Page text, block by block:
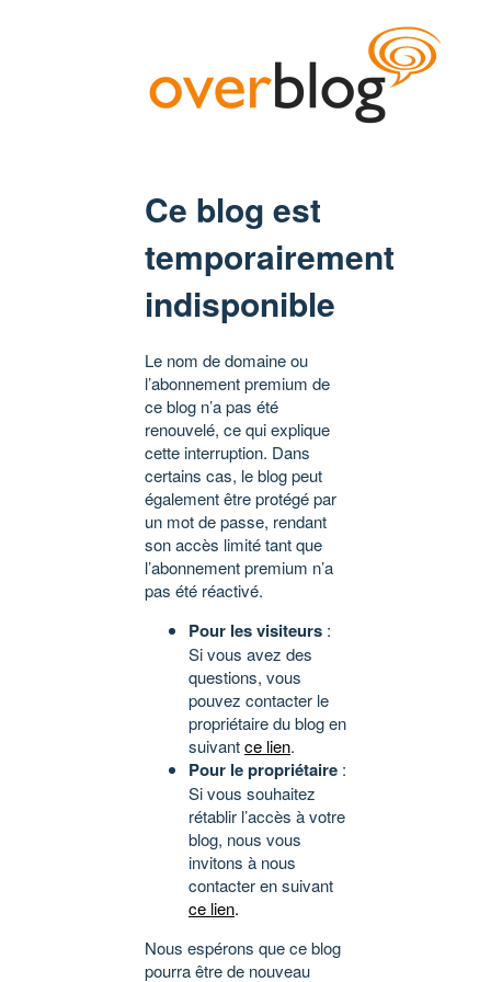
Ce blog est
temporairement
indisponible
Le nom de domaine ou
l’abonnement premium de
ce blog n’a pas été
renouvelé, ce qui explique
cette interruption. Dans
certains cas, le blog peut
également être protégé par
un mot de passe, rendant
son accès limité tant que
l’abonnement premium n’a
pas été réactivé.
Pour les visiteurs :
Si vous avez des
questions, vous
pouvez contacter le
propriétaire du blog en
suivantce lien.
Pour le propriétaire :
Si vous souhaitez
rétablir l’accès à votre
blog, nous vous
invitons à nous
contacter en suivant
ce lien.
Nous espérons que ce blog
pourra être de nouveau